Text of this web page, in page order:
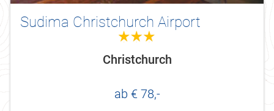
Sudima Christchurch Airport
3.0
Christchurch
ab € 78,-